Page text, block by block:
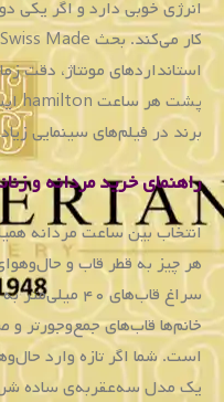
توانید
تلفیق
زیبایی
و
کارکرد
را
در
این
سری
از
ساعت
ملاحظه
کنید.